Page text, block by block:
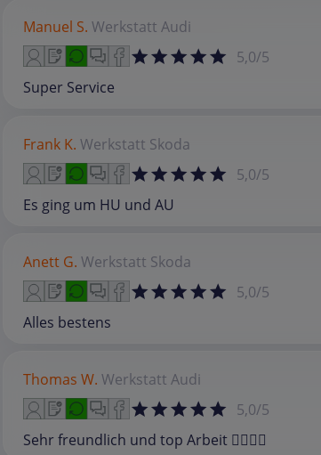
Manuel S. Werkstatt Audi
5,0/5
Super Service
Frank K. Werkstatt Skoda
5,0/5
Es ging um HU und AU
Anett G. Werkstatt Skoda
5,0/5
Alles bestens
Thomas W. Werkstatt Audi
5,0/5
Sehr freundlich und top Arbeit 👍🏻👌🏻